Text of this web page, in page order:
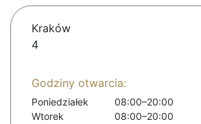
Kraków
4
Godziny otwarcia:
Poniedziałek
08:00–20:00
Wtorek
08:00–20:00